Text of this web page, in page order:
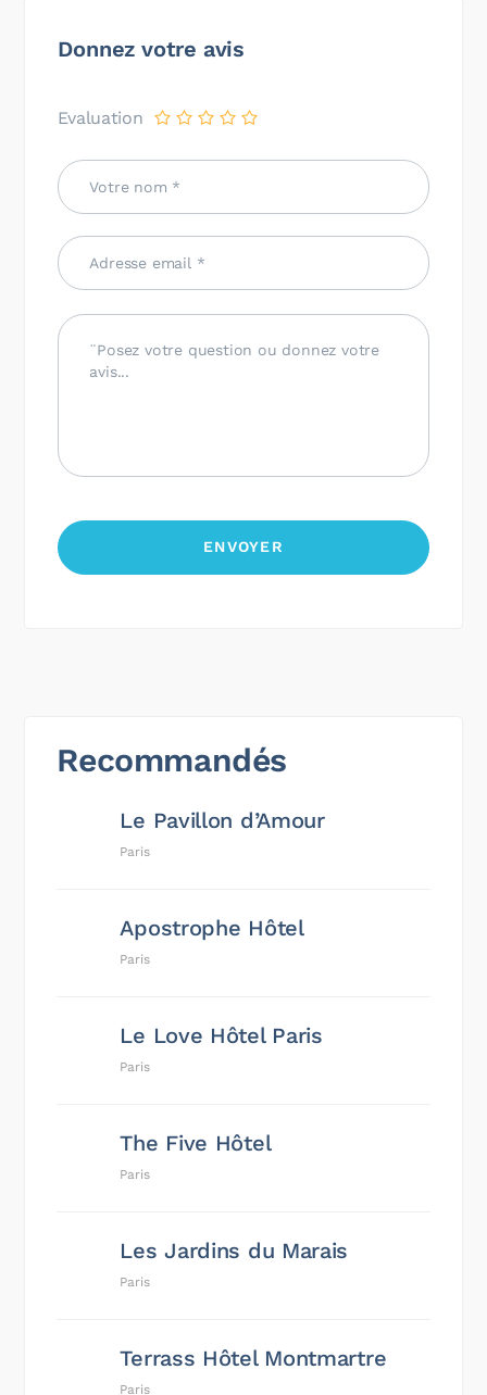
Donnez votre avis
Evaluation
Recommandés
Le Pavillon d’Amour
Paris
Apostrophe Hôtel
Paris
Le Love Hôtel Paris
Paris
The Five Hôtel
Paris
Les Jardins du Marais
Paris
Terrass Hôtel Montmartre
Paris